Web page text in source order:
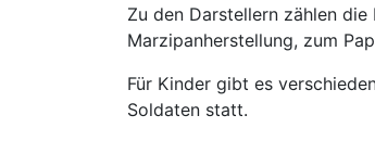
Zu den Darstellern zählen
Marzipanherstellung, zum
Für Kinder gibt es
Soldaten statt.